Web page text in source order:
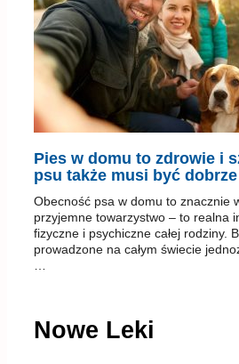
Pies w domu to zdrowie i
psu także musi być dobrze
Obecność psa w domu to znacznie
przyjemne towarzystwo – to realna
fizyczne i psychiczne całej rodziny.
prowadzone na całym świecie
Nowe Leki